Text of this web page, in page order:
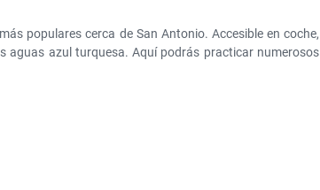
populares cerca de San Antonio. Accesible en coche,
aguas azul turquesa. Aquí podrás practicar numerosos